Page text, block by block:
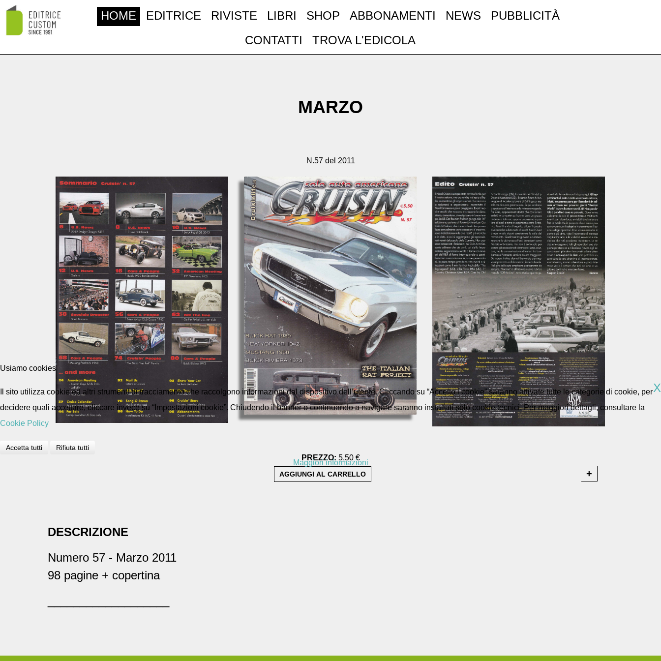
HOME EDITRICE RIVISTE LIBRI SHOP ABBONAMENTI NEWS
PUBBLICITÀ
CONTATTI
TROVA L'EDICOLA
MARZO
N.57 del 2011
PREZZO: 5,50 €
DESCRIZIONE
Numero 57 - Marzo 2011
98 pagine + copertina
Usiamo cookies
X
Il sito utilizza cookie ed altri strumenti di tracciamento che raccolgono informazioni dal dispositivo dell’utente. Cliccando su “Accetto i cookie” saranno attivate tutte le categorie di cookie, per
decidere quali accettare, cliccare invece su “Impostazioni cookie”. Chiudendo il banner o continuando a navigare saranno installati solo cookie tecnici. Per maggiori dettagli, consultare la
Cookie Policy
Accetta tutti Rifiuta tutti
Maggiori informazioni